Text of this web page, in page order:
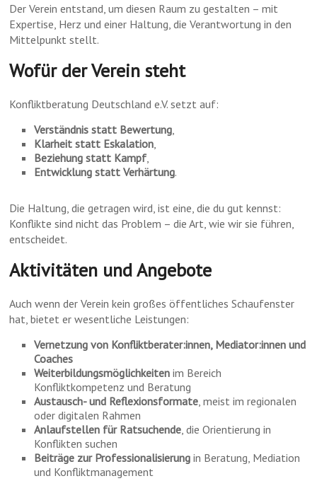
Der Verein entstand, um diesen Raum zu gestalten – mit
Expertise, Herz und einer Haltung, die Verantwortung in den
Mittelpunkt stellt.
Wofür der Verein steht
Konfliktberatung Deutschland e.V. setzt auf:
Verständnis statt Bewertung
Klarheit statt Eskalation
Beziehung statt Kampf
Entwicklung statt Verhärtung.
Die Haltung, die getragen wird, ist eine, die du gut kennst:
Konflikte sind nicht das Problem – die Art, wie wir sie führen,
entscheidet.
Aktivitäten und Angebote
Auch wenn der Verein kein großes öffentliches Schaufenster
hat, bietet er wesentliche Leistungen:
Vernetzung von Konfliktberater:innen, Mediator:innen und
Coaches
Weiterbildungsmöglichkeiten im Bereich
Konfliktkompetenz und Beratung
Austausch- und Reflexionsformate , meist im regionalen
oder digitalen Rahmen
Anlaufstellen für Ratsuchende , die Orientierung in
Konflikten suchen
Beiträge zur Professionalisierung in Beratung, Mediation
und Konfliktmanagement